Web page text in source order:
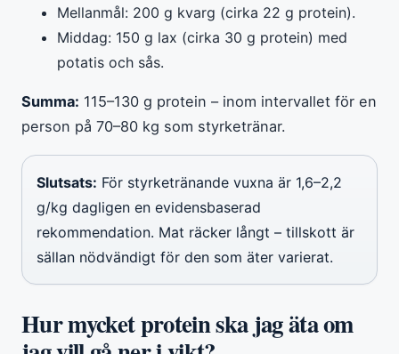
Mellanmål: 200 g kvarg (cirka 22 g protein).
Middag: 150 g lax (cirka 30 g protein) med
potatis och sås.
Summa: 115–130 g protein – inom intervallet för en
person på 70–80 kg som styrketränar.
Slutsats: För styrketränande vuxna är 1,6–2,2
g/kg dagligen en evidensbaserad
rekommendation. Mat räcker långt – tillskott är
sällan nödvändigt för den som äter varierat.
Hur mycket protein ska jag äta om